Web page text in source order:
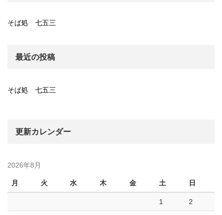
そば処 七五三
最近の投稿
そば処 七五三
更新カレンダー
2026年8月
月 火 水 木 金 土 日
1 2